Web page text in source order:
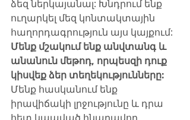
ձեզ ներկայանալ: Խնդրում ենք
ուղարկել մեզ կոնտակտային
հաղորդագրություն այս կայքում:
Մենք մշակում ենք անվտանգ և
անանուն մեթոդ, որպեսզի դուք
կիսվեք ձեր տեղեկությունները:
Մենք հասկանում ենք
իրավիճակի լրջությունը և դրա